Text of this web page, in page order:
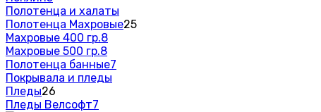
Полотенца и халаты
Полотенца Махровые25
Махровые 400 гр.8
Махровые 500 гр.8
Полотенца банные7
Покрывала и пледы
Пледы26
Пледы Велсофт7